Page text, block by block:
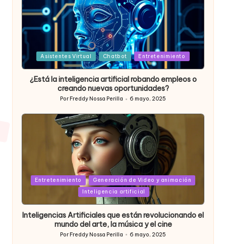
PostedAsistentes Virtual Chatbot Entretenimiento
¿Está la inteligencia artificial robando empleos o
creando nuevas oportunidades?
Publicado
Por Freddy Nossa Perilla 6 mayo, 2025
Posted
Entretenimiento
Generación de Video y animación
Inteligencia artificial
Inteligencias Artificiales que están revolucionando el
mundo del arte, la música y el cine
Publicado
Por Freddy Nossa Perilla 6 mayo, 2025